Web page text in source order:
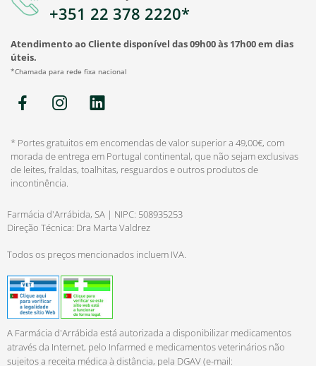
+351 22 378 2220*
Atendimento ao Cliente disponível das 09h00 às 17h00 em dias
úteis.
*Chamada para rede fixa nacional
* Portes gratuitos em encomendas de valor superior a 49,00€, com
morada de entrega em Portugal continental, que não sejam exclusivas
de leites, fraldas, toalhitas, resguardos e outros produtos de
incontinência.
Farmácia d'Arrábida, SA | NIPC: 508935253
Direção Técnica: Dra Marta Valdrez
Todos os preços mencionados incluem IVA.
A Farmácia d'Arrábida está autorizada a disponibilizar medicamentos
através da Internet, pelo Infarmed e medicamentos veterinários não
sujeitos a receita médica à distância, pela DGAV (e-mail: